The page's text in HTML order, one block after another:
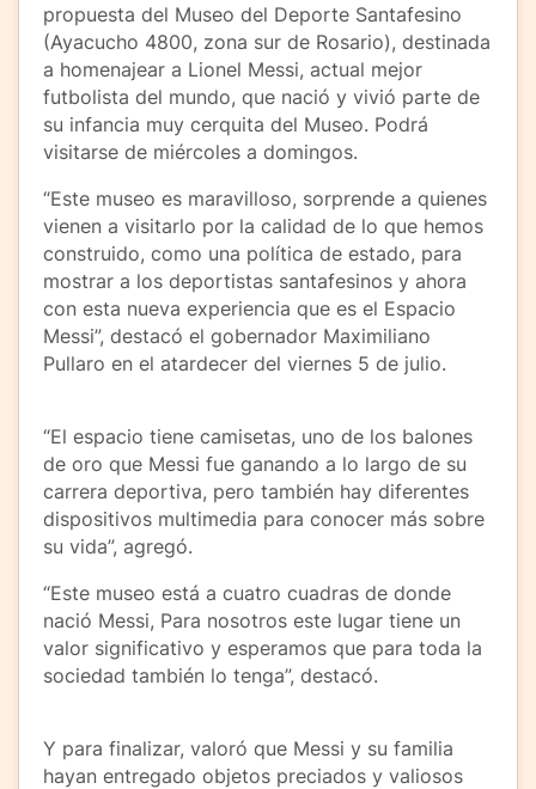
propuesta del Museo del Deporte Santafesino
(Ayacucho 4800, zona sur de Rosario), destinada
a homenajear a Lionel Messi, actual mejor
futbolista del mundo, que nació y vivió parte de
su infancia muy cerquita del Museo. Podrá
visitarse de miércoles a domingos.
“Este museo es maravilloso, sorprende a quienes
vienen a visitarlo por la calidad de lo que hemos
construido, como una política de estado, para
mostrar a los deportistas santafesinos y ahora
con esta nueva experiencia que es el Espacio
Messi”, destacó el gobernador Maximiliano
Pullaro en el atardecer del viernes 5 de julio.
“El espacio tiene camisetas, uno de los balones
de oro que Messi fue ganando a lo largo de su
carrera deportiva, pero también hay diferentes
dispositivos multimedia para conocer más sobre
su vida”, agregó.
“Este museo está a cuatro cuadras de donde
nació Messi, Para nosotros este lugar tiene un
valor significativo y esperamos que para toda la
sociedad también lo tenga”, destacó.
Y para finalizar, valoró que Messi y su familia
hayan entregado objetos preciados y valiosos